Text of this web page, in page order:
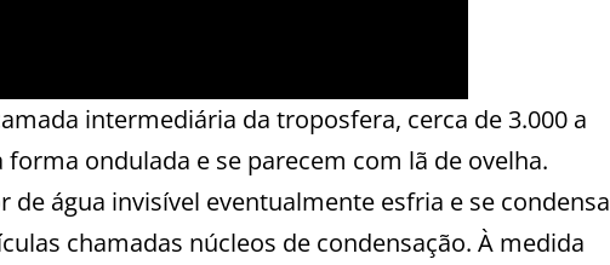
intermediária da troposfera, cerca de 3.000 a
ondulada e se parecem com lã de ovelha.
água invisível eventualmente esfria e se condensa
chamadas núcleos de condensação. À medida